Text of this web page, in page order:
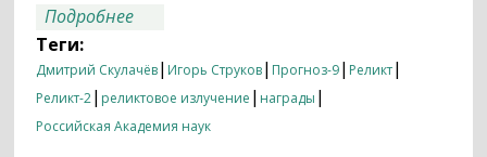
Подробнее
Теги:
Дмитрий Скулачёв| Игорь Струков| Прогноз-9| Реликт|
Реликт-2| реликтовое излучение | награды |
Российская Академия наук